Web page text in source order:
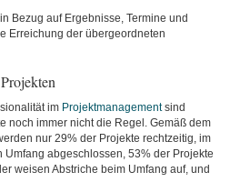
Bezug auf Ergebnisse, Termine und
Erreichung der übergeordneten
im Projektmanagementsind
noch immer nicht die Regel. Gemäß dem
nur 29% der Projekte rechtzeitig, im
abgeschlossen, 53% der Projekte
weisen Abstriche beim Umfang auf, und